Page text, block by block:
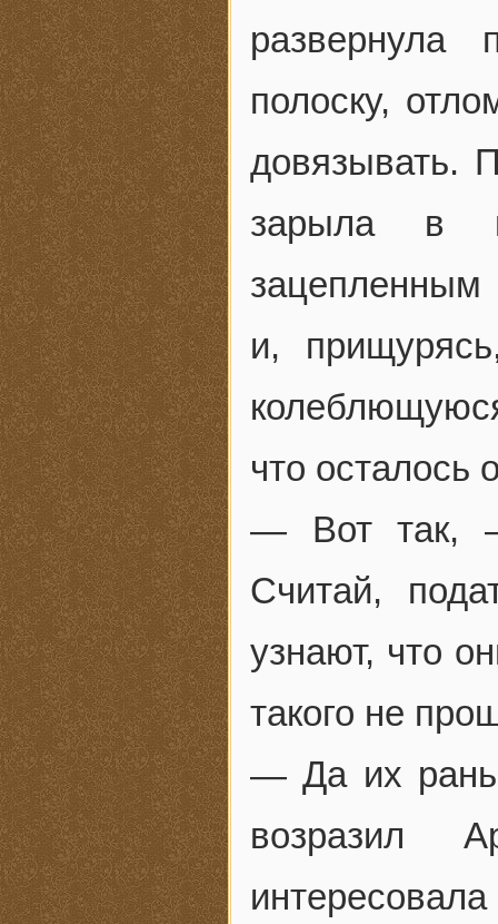
полоску,
довязывать.
зарыла в
и,
что осталось
— Вот так,
Считай,
узнают, что
такого не
— Да их
возразил